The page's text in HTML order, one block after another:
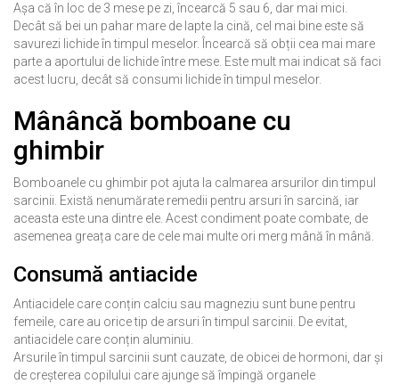
Așa că în loc de 3 mese pe zi, încearcă 5 sau 6, dar mai mici.
Decât să bei un pahar mare de lapte la cină, cel mai bine este să
savurezi lichide în timpul meselor. Încearcă să obții cea mai mare
parte a aportului de lichide între mese. Este mult mai indicat să faci
acest lucru, decât să consumi lichide în timpul meselor.
Mânâncă bomboane cu
ghimbir
Bomboanele cu ghimbir pot ajuta la calmarea arsurilor din timpul
sarcinii. Există nenumărate remedii pentru arsuri în sarcină, iar
aceasta este una dintre ele. Acest condiment poate combate, de
asemenea greața care de cele mai multe ori merg mână în mână.
Consumă antiacide
Antiacidele care conțin calciu sau magneziu sunt bune pentru
femeile, care au orice tip de arsuri în timpul sarcinii. De evitat,
antiacidele care conțin aluminiu.
Arsurile în timpul sarcinii sunt cauzate, de obicei de hormoni, dar și
de creșterea copilului care ajunge să împingă organele